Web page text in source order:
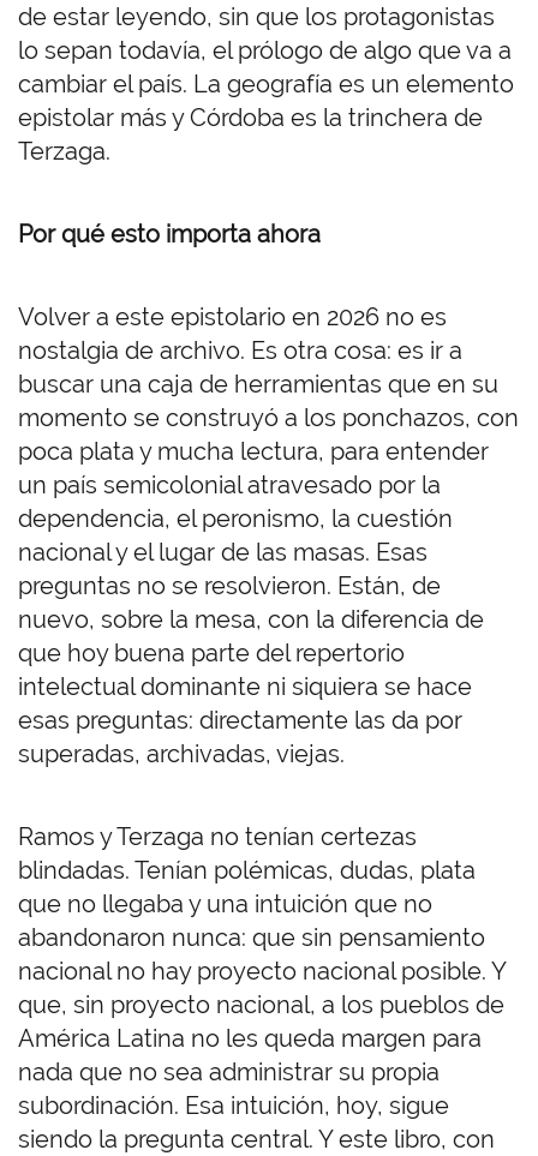
de estar leyendo, sin que los protagonistas
lo sepan todavía, el prólogo de algo que va a
cambiar el país. La geografía es un elemento
epistolar más y Córdoba es la trinchera de
Terzaga.
Por qué esto importa ahora
Volver a este epistolario en 2026 no es
nostalgia de archivo. Es otra cosa: es ir a
buscar una caja de herramientas que en su
momento se construyó a los ponchazos, con
poca plata y mucha lectura, para entender
un país semicolonial atravesado por la
dependencia, el peronismo, la cuestión
nacional y el lugar de las masas. Esas
preguntas no se resolvieron. Están, de
nuevo, sobre la mesa, con la diferencia de
que hoy buena parte del repertorio
intelectual dominante ni siquiera se hace
esas preguntas: directamente las da por
superadas, archivadas, viejas.
Ramos y Terzaga no tenían certezas
blindadas. Tenían polémicas, dudas, plata
que no llegaba y una intuición que no
abandonaron nunca: que sin pensamiento
nacional no hay proyecto nacional posible. Y
que, sin proyecto nacional, a los pueblos de
América Latina no les queda margen para
nada que no sea administrar su propia
subordinación. Esa intuición, hoy, sigue
siendo la pregunta central. Y este libro, con